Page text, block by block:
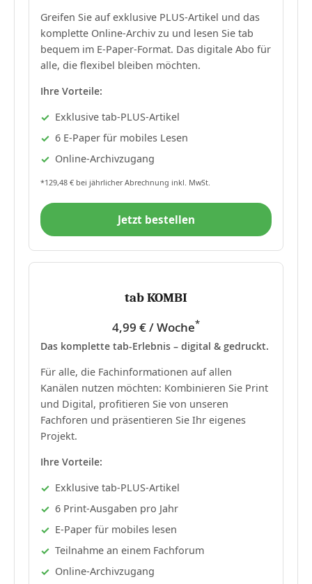
Greifen Sie auf exklusive PLUS-Artikel und das
komplette Online-Archiv zu und lesen Sie tab
bequem im E-Paper-Format. Das digitale Abo für
alle, die flexibel bleiben möchten.
Ihre Vorteile:
Exklusive tab-PLUS-Artikel
6 E-Paper für mobiles Lesen
Online-Archivzugang
*129,48 € bei jährlicher Abrechnung inkl. MwSt.
Jetzt bestellen
tab KOMBI
4,99 € / Woche*
Das komplette tab-Erlebnis – digital & gedruckt.
Für alle, die Fachinformationen auf allen
Kanälen nutzen möchten: Kombinieren Sie Print
und Digital, profitieren Sie von unseren
Fachforen und präsentieren Sie Ihr eigenes
Projekt.
Ihre Vorteile:
Exklusive tab-PLUS-Artikel
6 Print-Ausgaben pro Jahr
E-Paper für mobiles lesen
Teilnahme an einem Fachforum
Online-Archivzugang